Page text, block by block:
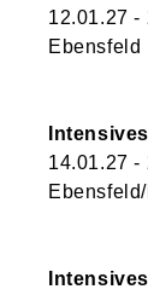
12.01.27 -
Ebensfeld
14.01.27 -